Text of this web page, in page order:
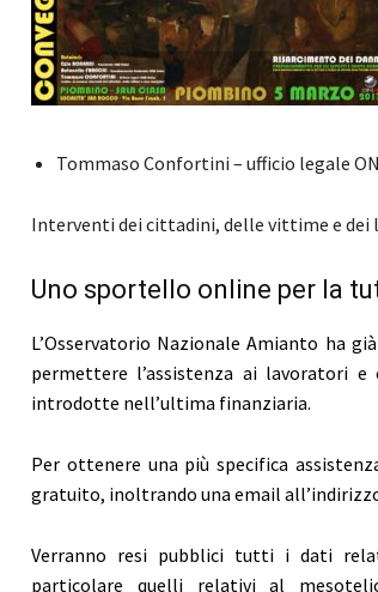
Tommaso Confortini – ufficio legale
Interventi dei cittadini, delle vittime e dei
Uno sportello online per la
L’Osservatorio Nazionale Amianto ha
permettere l’assistenza ai lavoratori
introdotte nell’ultima finanziaria.
Per ottenere una più specifica
gratuito, inoltrando una email
Verranno resi pubblici tutti i dati
particolare quelli relativi al